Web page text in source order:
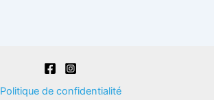
Politique de confidentialité